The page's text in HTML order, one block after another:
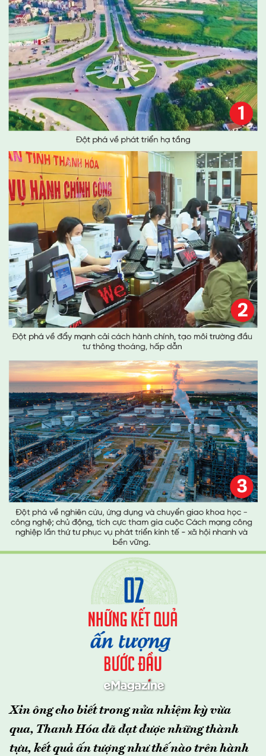
Xin ông cho biết trong nửa nhiệm kỳ vừa
qua, Thanh Hóa đã đạt được những thành
tựu, kết quả ấn tượng như thế nào trên hành